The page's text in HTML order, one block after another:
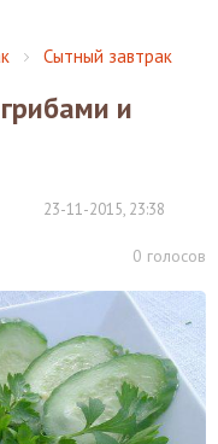
Сытный завтрак
и
23-11-2015, 23:38
0 голосов